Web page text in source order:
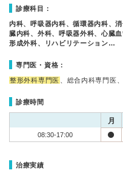
診療科目：
内科、呼吸器内科、循環器内科、
臓内科、外科、呼吸器外科、心臓
形成外科、リハビリテーション…
専門医・資格：
整形外科専門医 、総合内科専門医
診療時間
月
08:30-17:00
治療実績